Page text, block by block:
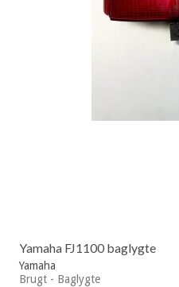
Yamaha FJ1100 baglygte
Yamaha
Brugt - Baglygte